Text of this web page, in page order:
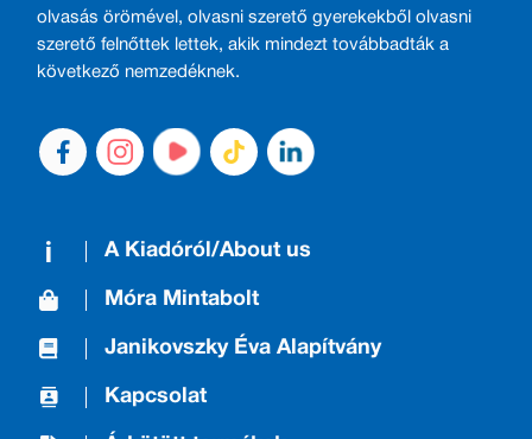
olvasás örömével, olvasni szerető gyerekekből olvasni
szerető felnőttek lettek, akik mindezt továbbadták a
következő nemzedéknek.
A Kiadóról/About us
Móra Mintabolt
Janikovszky Éva Alapítvány
Kapcsolat